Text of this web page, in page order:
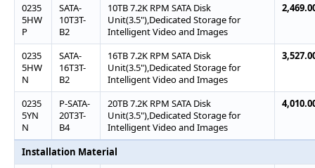
0235
5HW
P
SATA-
10T3T-
B2
10TB 7.2K RPM SATA Disk
Unit(3.5"),Dedicated Storage for
Intelligent Video and Images
0235
5HW
N
SATA-
16T3T-
B2
16TB 7.2K RPM SATA Disk
Unit(3.5"),Dedicated Storage for
Intelligent Video and Images
0235
5YN
N
P-SATA-
20T3T-
B4
20TB 7.2K RPM SATA Disk
Unit(3.5"),Dedicated Storage for
Intelligent Video and Images
Installation Material